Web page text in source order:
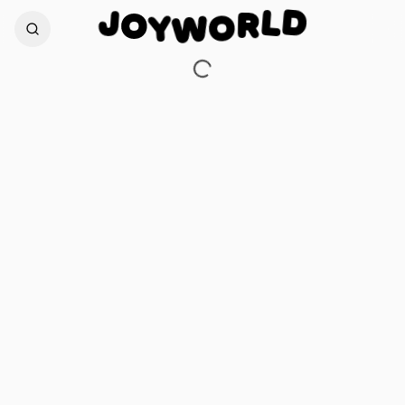
JOYWORLD